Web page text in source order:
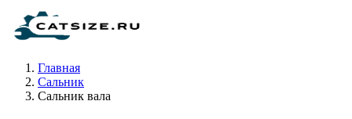
Главная
Сальник
Сальник вала